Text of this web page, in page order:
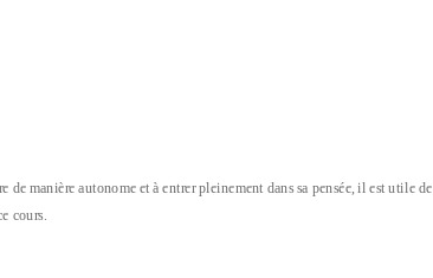
manière autonome et à entrer pleinement dans sa pensée, il est utile de
cours.